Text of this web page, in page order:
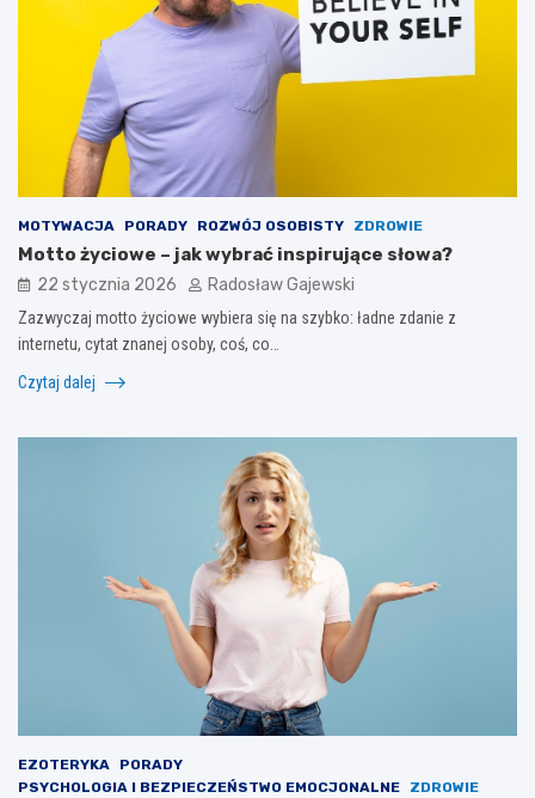
MOTYWACJA PORADY ROZWÓJ OSOBISTY ZDROWIE
Motto życiowe – jak wybrać inspirujące słowa?
22 stycznia 2026 Radosław Gajewski
Zazwyczaj motto życiowe wybiera się na szybko: ładne zdanie z
internetu, cytat znanej osoby, coś, co…
Czytaj dalej
EZOTERYKA
PORADY
PSYCHOLOGIA I BEZPIECZEŃSTWO EMOCJONALNE
ZDROWIE